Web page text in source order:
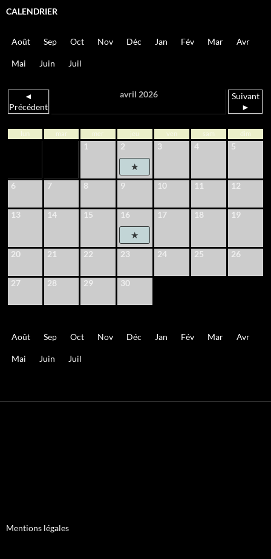
CALENDRIER
Août Sep Oct Nov Déc Jan Fév Mar Avr
Mai Juin Juil
◄
Précédent
avril 2026
Suivant
►
lun mar mer jeu ven sam dim
1 2 3 4 5
6 7 8 9 10 11 12
13 14 15 16 17 18 19
20 21 22 23 24 25 26
27 28 29 30
Août Sep Oct Nov Déc Jan Fév Mar Avr
Mai Juin Juil
Mentions légales